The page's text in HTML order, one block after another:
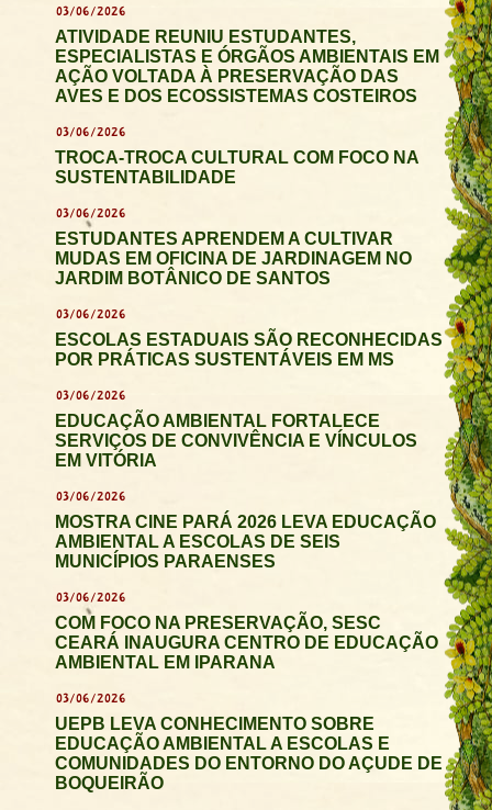
03/06/2026
ATIVIDADE REUNIU ESTUDANTES,
ESPECIALISTAS E ÓRGÃOS AMBIENTAIS EM
AÇÃO VOLTADA À PRESERVAÇÃO DAS
AVES E DOS ECOSSISTEMAS COSTEIROS
03/06/2026
TROCA-TROCA CULTURAL COM FOCO NA
SUSTENTABILIDADE
03/06/2026
ESTUDANTES APRENDEM A CULTIVAR
MUDAS EM OFICINA DE JARDINAGEM NO
JARDIM BOTÂNICO DE SANTOS
03/06/2026
ESCOLAS ESTADUAIS SÃO RECONHECIDAS
POR PRÁTICAS SUSTENTÁVEIS EM MS
03/06/2026
EDUCAÇÃO AMBIENTAL FORTALECE
SERVIÇOS DE CONVIVÊNCIA E VÍNCULOS
EM VITÓRIA
03/06/2026
MOSTRA CINE PARÁ 2026 LEVA EDUCAÇÃO
AMBIENTAL A ESCOLAS DE SEIS
MUNICÍPIOS PARAENSES
03/06/2026
COM FOCO NA PRESERVAÇÃO, SESC
CEARÁ INAUGURA CENTRO DE EDUCAÇÃO
AMBIENTAL EM IPARANA
03/06/2026
UEPB LEVA CONHECIMENTO SOBRE
EDUCAÇÃO AMBIENTAL A ESCOLAS E
COMUNIDADES DO ENTORNO DO AÇUDE DE
BOQUEIRÃO